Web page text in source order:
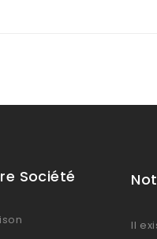
Société
Il